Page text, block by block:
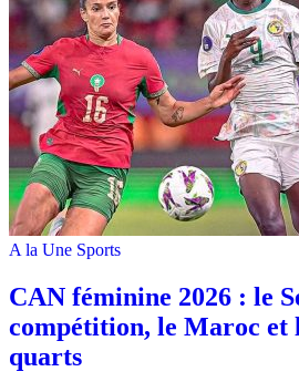
A la Une Sports
‎CAN féminine 2026 : le
compétition, le Maroc et
quarts